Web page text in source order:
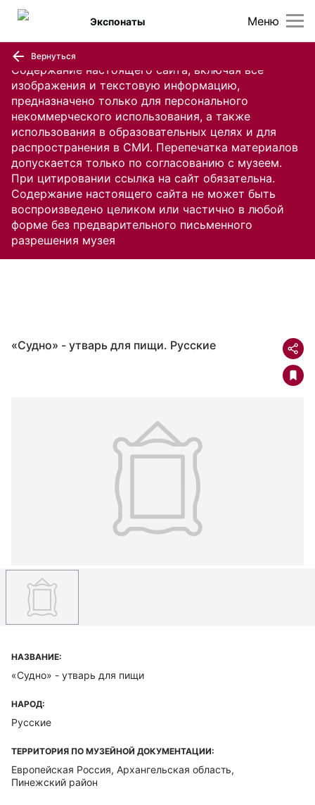
Содержание настоящего сайта, включая все
изображения и текстовую информацию,
предназначено только для персонального
некоммерческого использования, а также
использования в образовательных целях и для
распространения в СМИ. Перепечатка материалов
допускается только по согласованию с музеем.
При цитировании ссылка на сайт обязательна.
Содержание настоящего сайта не может быть
воспроизведено целиком или частично в любой
форме без предварительного письменного
разрешения музея
Меню
Экспонаты
Вернуться
«Судно» - утварь для пищи. Русские
НАЗВАНИЕ:
«Судно» - утварь для пищи
НАРОД:
Русские
ТЕРРИТОРИЯ ПО МУЗЕЙНОЙ ДОКУМЕНТАЦИИ:
Европейская Россия, Архангельская область,
Пинежский район